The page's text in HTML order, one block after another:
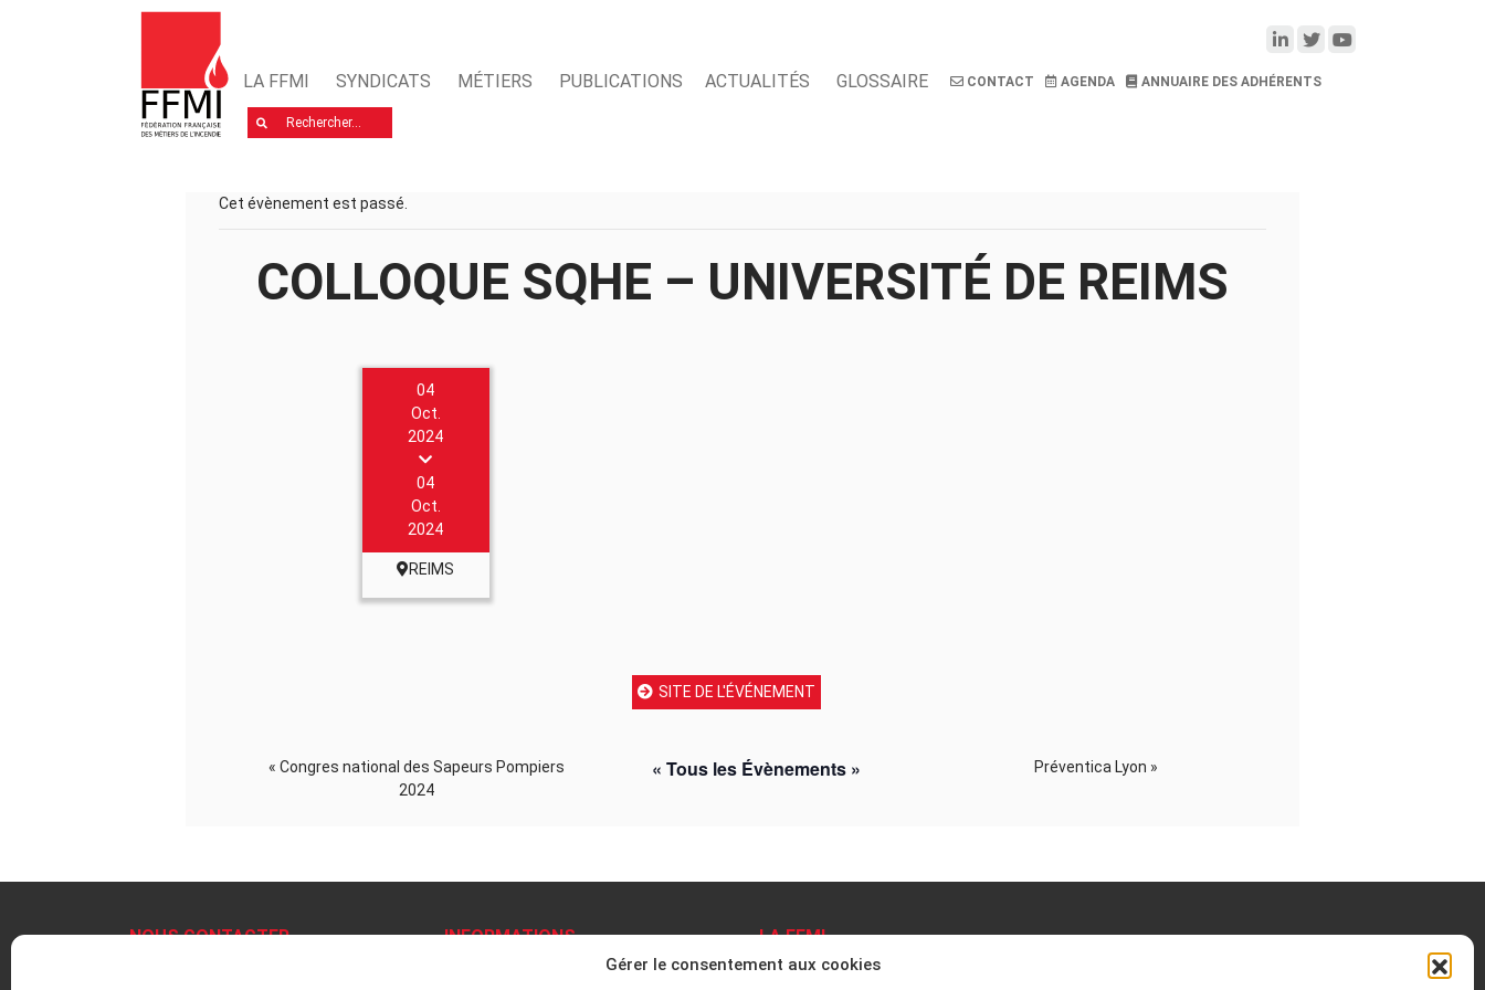
Gérer le consentement aux cookies
LA FFMI SYNDICATS MÉTIERS PUBLICATIONS ACTUALITÉS GLOSSAIRE CONTACT AGENDA ANNUAIRE DES ADHÉRENTS
Rechercher
Cet évènement est passé.
COLLOQUE SQHE – UNIVERSITÉ DE REIMS
04
Oct.
2024
04
Oct.
2024
REIMS
SITE DE L'ÉVÉNEMENT
« Congres national des Sapeurs Pompiers
2024
« Tous les Évènements » Préventica Lyon »
NOUS CONTACTER INFORMATIONS LA FFMI